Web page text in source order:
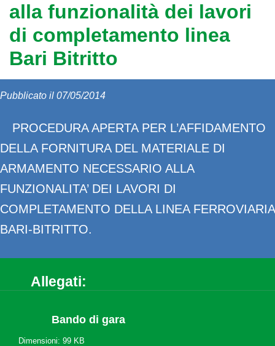
alla funzionalità dei lavori
di completamento linea
Bari Bitritto
Pubblicato il 07/05/2014
PROCEDURA APERTA PER L’AFFIDAMENTO
DELLA FORNITURA DEL MATERIALE DI
ARMAMENTO NECESSARIO ALLA
FUNZIONALITA’ DEI LAVORI DI
COMPLETAMENTO DELLA LINEA FERROVIARIA
BARI-BITRITTO.
Allegati:
Bando di gara
Dimensioni: 99 KB